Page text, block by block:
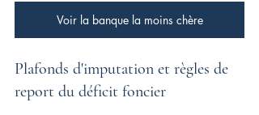
Voir la banque la moins chère
Plafonds d'imputation et règles de
report du déficit foncier